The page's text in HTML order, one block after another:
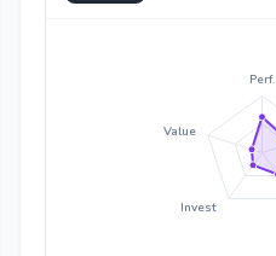
Perf.
Invest
Value